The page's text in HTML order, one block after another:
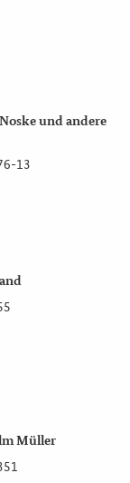
und andere
13
Müller